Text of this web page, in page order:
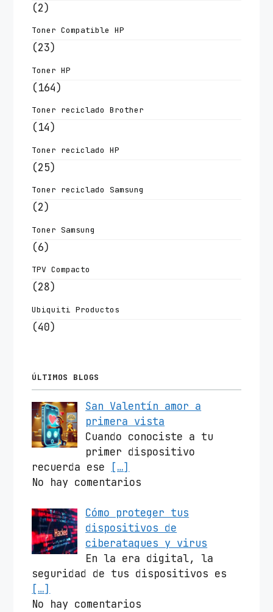
(2)
Toner Compatible HP
(23)
Toner HP
(164)
Toner reciclado Brother
(14)
Toner reciclado HP
(25)
Toner reciclado Samsung
(2)
Toner Samsung
(6)
TPV Compacto
(28)
Ubiquiti Productos
(40)
ÚLTIMOS BLOGS
San Valentín amor a
primera vista
Cuando conociste a tu
primer dispositivo
recuerda ese
[…]
No hay comentarios
Cómo proteger tus
dispositivos de
ciberataques y virus
En la era digital, la
seguridad de tus dispositivos es
[…]
No hay comentarios